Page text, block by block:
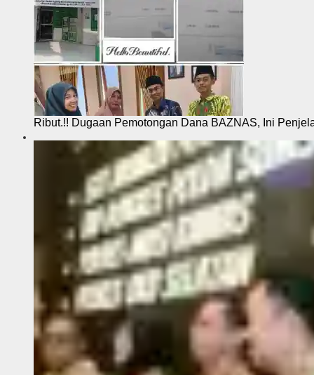
Ribut.!! Dugaan Pemotongan Dana BAZNAS, Ini